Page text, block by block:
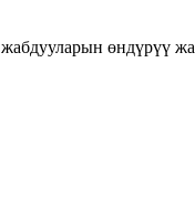
өндүрүү